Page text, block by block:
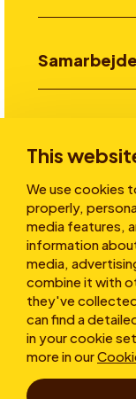
This
We use cookies
properly,
media features,
information
media,
combine it with
they've
can find a
in your cookie
more in our
Samarbejde
Historier
Om os